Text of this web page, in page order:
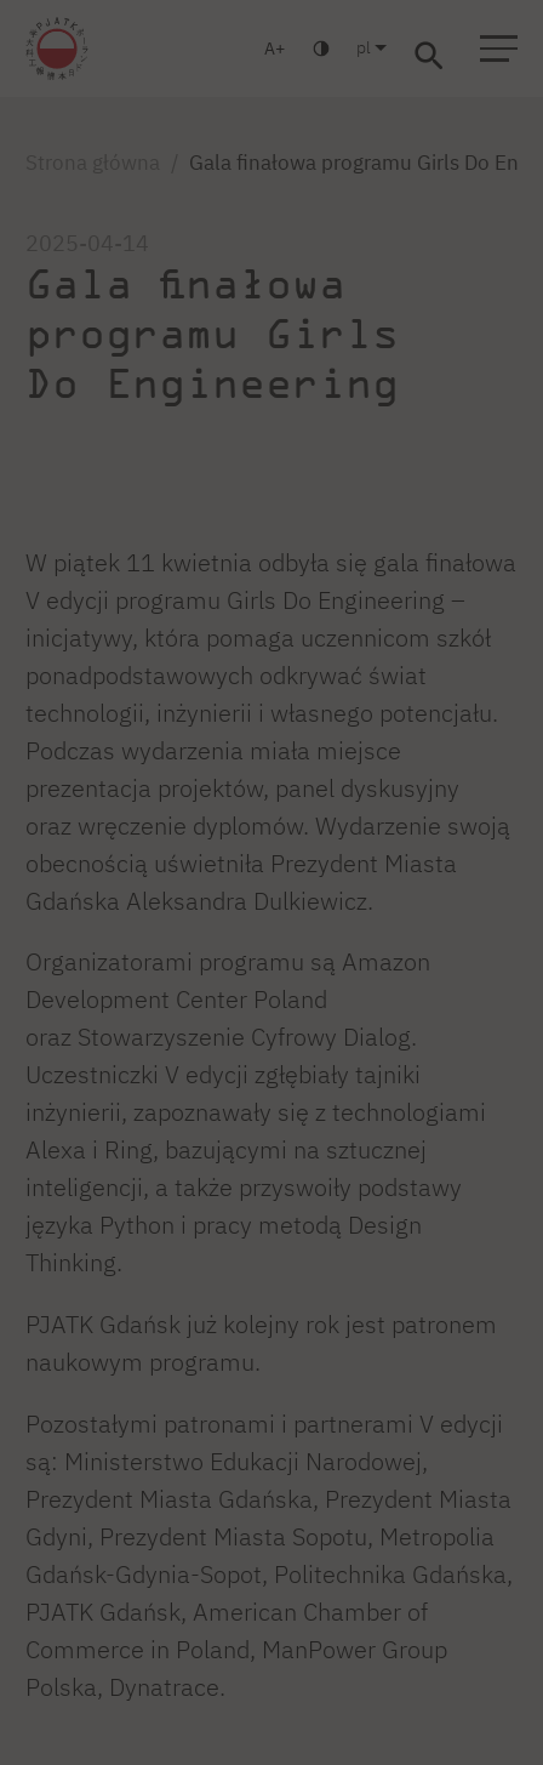
A pl
Gala finałowa programu Girls Do
Gala finałowa
programu Girls
Do Engineering
W piątek 11 kwietnia odbyła się gala finałowa
V edycji programu Girls Do Engineering –
inicjatywy, która pomaga uczennicom szkół
ponadpodstawowych odkrywać świat
technologii, inżynierii i własnego potencjału.
Podczas wydarzenia miała miejsce
prezentacja projektów, panel dyskusyjny
oraz wręczenie dyplomów. Wydarzenie swoją
obecnością uświetniła Prezydent Miasta
Gdańska Aleksandra Dulkiewicz.
Organizatorami programu są Amazon
Development Center Poland
oraz Stowarzyszenie Cyfrowy Dialog.
Uczestniczki V edycji zgłębiały tajniki
inżynierii, zapoznawały się z technologiami
Alexa i Ring, bazującymi na sztucznej
inteligencji, a także przyswoiły podstawy
języka Python i pracy metodą Design
Thinking.
PJATK Gdańsk już kolejny rok jest patronem
naukowym programu.
Pozostałymi patronami i partnerami V edycji
są: Ministerstwo Edukacji Narodowej,
Prezydent Miasta Gdańska, Prezydent Miasta
Gdyni, Prezydent Miasta Sopotu, Metropolia
Gdańsk-Gdynia-Sopot, Politechnika Gdańska,
PJATK Gdańsk, American Chamber of
Commerce in Poland, ManPower Group
Polska, Dynatrace.